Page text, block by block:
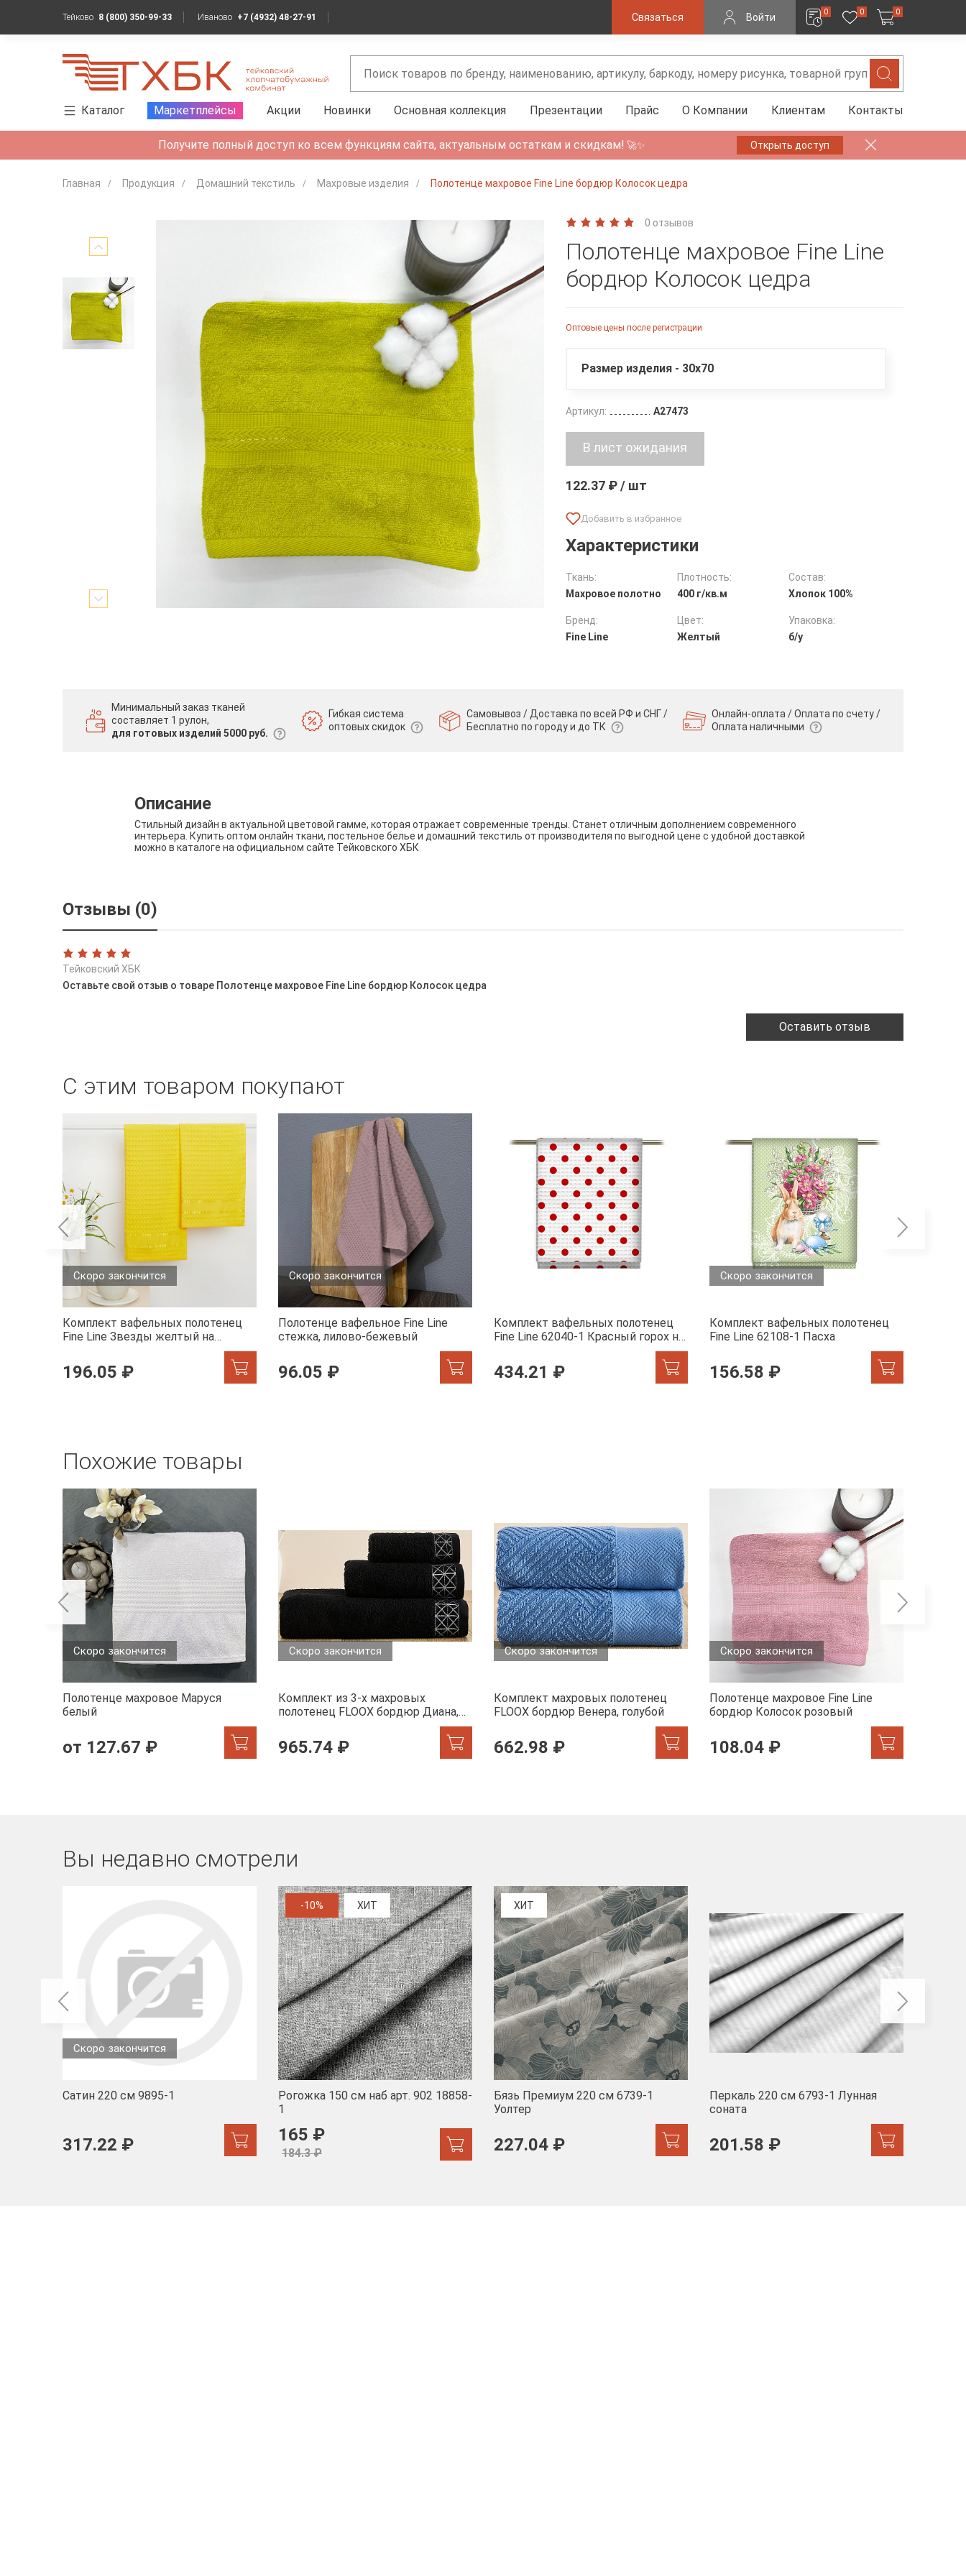
Тейково 8 (800) 350-99-33 Иваново +7 (4932) 48-27-91 Связаться Войти 0 0 0
Каталог Маркетплейсы Акции Новинки Основная коллекция Презентации Прайс О Компании Клиентам Контакты
Получите полный доступ ко всем функциям сайта, актуальным остаткам и скидкам! 🚀✨ Открыть доступ
Главная Продукция Домашний текстиль Махровые изделия Полотенце махровое Fine Line бордюр Колосок цедра
0 отзывов
Полотенце махровое Fine Line
бордюр Колосок цедра
Оптовые цены после регистрации
Размер изделия - 30х70
Артикул: A27473
122.37 ₽ / шт
Характеристики
Ткань:
Махровое полотно
Плотность:
400 г/кв.м
Состав:
Хлопок 100%
Бренд:
Fine Line
Цвет:
Желтый
Упаковка:
б/у
Минимальный заказ тканей
составляет 1 рулон,
для готовых изделий 5000 руб.
Гибкая система
оптовых скидок
Самовывоз / Доставка по всей РФ и СНГ /
Бесплатно по городу и до ТК
Онлайн-оплата / Оплата по счету /
Оплата наличными
Описание
Стильный дизайн в актуальной цветовой гамме, которая отражает современные тренды. Станет отличным дополнением современного
интерьера. Купить оптом онлайн ткани, постельное белье и домашний текстиль от производителя по выгодной цене с удобной доставкой
можно в каталоге на официальном сайте Тейковского ХБК
Отзывы (0)
Тейковский ХБК
Оставьте свой отзыв о товаре Полотенце махровое Fine Line бордюр Колосок цедра
Оставить отзыв
С этим товаром покупают
Скоро закончится
Комплект вафельных полотенец
Fine Line Звезды желтый на
196.05 ₽
Скоро закончится
Полотенце вафельное Fine Line
стежка, лилово-бежевый
96.05 ₽
Комплект вафельных полотенец
Fine Line 62040-1 Красный горох на
434.21 ₽
Скоро закончится
Комплект вафельных полотенец
Fine Line 62108-1 Пасха
156.58 ₽
Похожие товары
Скоро закончится
Полотенце махровое Маруся
белый
от 127.67 ₽
Скоро закончится
Комплект из 3-х махровых
полотенец FLOOX бордюр Диана,
965.74 ₽
Скоро закончится
Комплект махровых полотенец
FLOOX бордюр Венера, голубой
662.98 ₽
Скоро закончится
Полотенце махровое Fine Line
бордюр Колосок розовый
108.04 ₽
Вы недавно смотрели
Скоро закончится
Сатин 220 см 9895-1
317.22 ₽
-10% ХИТ
Рогожка 150 см наб арт. 902 18858-
1
165 ₽
184.3 ₽
ХИТ
Бязь Премиум 220 см 6739-1
Уолтер
227.04 ₽
Перкаль 220 см 6793-1 Лунная
соната
201.58 ₽